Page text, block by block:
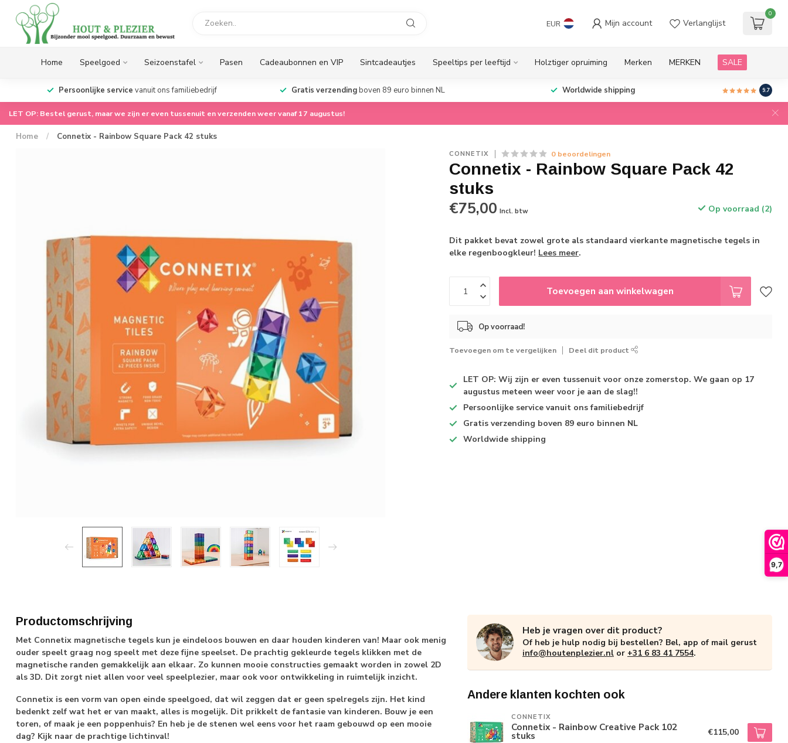
9,7
EUR Mijn account Verlanglijst
0
Home Speelgoed Seizoenstafel Pasen Cadeaubonnen en VIP Sintcadeautjes Speeltips per leeftijd Holztiger opruiming Merken MERKEN SALE
Persoonlijke service vanuit ons familiebedrijf Gratis verzendingboven 89 euro binnen NL Worldwide shipping 9.7
LET OP: Bestel gerust, maar we zijn er even tussenuit en verzenden weer vanaf 17 augustus!
Home / Connetix - Rainbow Square Pack 42 stuks
CONNETIX 0 beoordelingen
Connetix - Rainbow Square Pack 42
stuks
€75,00 Incl. btw Op voorraad (2)
Dit pakket bevat zowel grote als standaard vierkante magnetische tegels in
elke regenboogkleur! Lees meer.
Toevoegen aan winkelwagen
Op voorraad!
Toevoegen om te vergelijken Deel dit product
LET OP: Wij zijn er even tussenuit voor onze zomerstop. We gaan op 17
augustus meteen weer voor je aan de slag!!
Persoonlijke service vanuit ons familiebedrijf
Gratis verzending boven 89 euro binnen NL
Worldwide shipping
Productomschrijving
Met Connetix magnetische tegels kun je eindeloos bouwen en daar houden kinderen van! Maar ook menig
ouder speelt graag nog speelt met deze fijne speelset. De prachtig gekleurde tegels klikken met de
magnetische randen gemakkelijk aan elkaar. Zo kunnen mooie constructies gemaakt worden in zowel 2D
als 3D. Dit zorgt niet allen voor veel speelplezier, maar ook voor ontwikkeling in ruimtelijk inzicht.
Connetix is een vorm van open einde speelgoed, dat wil zeggen dat er geen spelregels zijn. Het kind
bedenkt zelf wat het er van maakt, alles is mogelijk. Dit prikkelt de fantasie van kinderen. Bouw je een
toren, of maak je een poppenhuis? En heb je de stenen wel eens voor het raam gebouwd op een mooie
dag? Kijk naar de prachtige lichtinval!
Heb je vragen over dit product?
Of heb je hulp nodig bij bestellen? Bel, app of mail gerust
info@houtenplezier.nl or +31 6 83 41 7554.
Andere klanten kochten ook
CONNETIX
Connetix - Rainbow Creative Pack 102
stuks €115,00